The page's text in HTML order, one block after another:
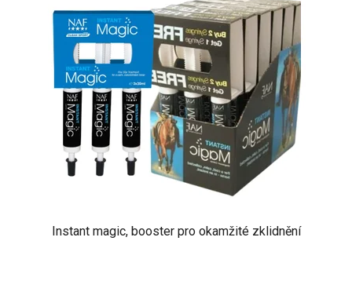
Instant magic, booster pro okamžité zklidnění